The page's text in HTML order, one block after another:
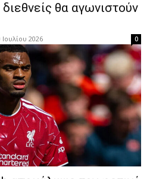
θα αγωνιστούν
Ιουλίου 2026 0